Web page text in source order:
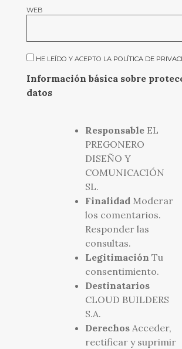
WEB
HE LEÍDO Y ACEPTO LA POLÍTICA DE
Información básica sobre
datos
ResponsableEL
PREGONERO
DISEÑO Y
COMUNICACIÓN
SL.
FinalidadModerar
los comentarios.
Responder las
consultas.
Legitimación Tu
consentimiento.
Destinatarios
CLOUD BUILDERS
S.A.
DerechosAcceder,
rectificar y suprimir